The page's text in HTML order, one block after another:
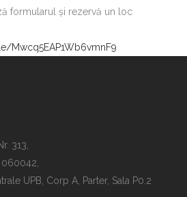
formularul și rezervă un loc
Mwcq5EAP1Wb6vmnF9
313,
UPB, Corp A, Parter, Sala P0.2